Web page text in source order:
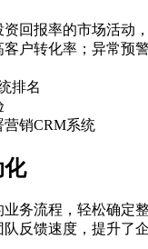
回报率的市场活动
户转化率；异常预
化
业务流程，轻松确定
反馈速度，提升了